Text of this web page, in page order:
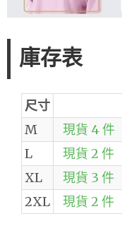
庫存表
尺寸
M
現貨 4 件
L
現貨 2 件
XL
現貨 3 件
2XL
現貨 2 件